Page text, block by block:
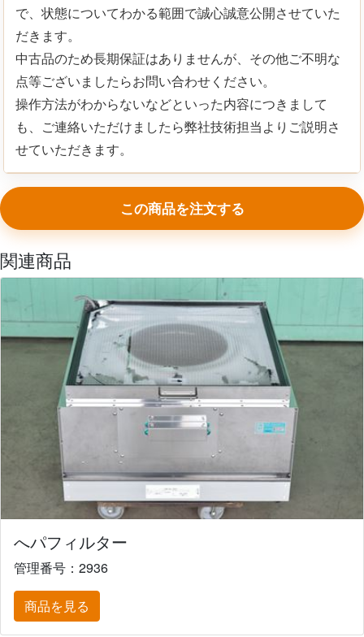
で、状態についてわかる範囲で誠心誠意公開させていた
だきます。
中古品のため長期保証はありませんが、その他ご不明な
点等ございましたらお問い合わせください。
操作方法がわからないなどといった内容につきまして
も、ご連絡いただけましたら弊社技術担当よりご説明さ
せていただきます。
この商品を注文する
関連商品
へパフィルター
管理番号：2936
商品を見る